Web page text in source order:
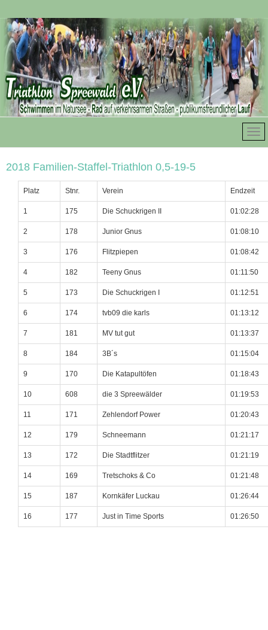
2018 Familien-Staffel-Triathlon 0,5-19-5
Platz Stnr. Verein Endzeit
1 175 Die Schuckrigen II 01:02:28
2 178 Junior Gnus 01:08:10
3 176 Flitzpiepen 01:08:42
4 182 Teeny Gnus 01:11:50
5 173 Die Schuckrigen I 01:12:51
6 174 tvb09 die karls 01:13:12
7 181 MV tut gut 01:13:37
8 184 3B´s 01:15:04
9 170 Die Katapultöfen 01:18:43
10 608 die 3 Spreewälder 01:19:53
11 171 Zehlendorf Power 01:20:43
12 179 Schneemann 01:21:17
13 172 Die Stadtflitzer 01:21:19
14 169 Tretschoks & Co 01:21:48
15 187 Kornkäfer Luckau 01:26:44
16 177 Just in Time Sports 01:26:50